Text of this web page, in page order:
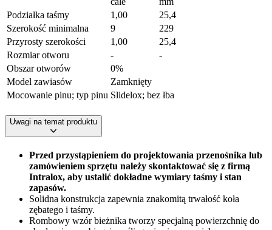
Podziałka taśmy
1,00
25,4
Szerokość minimalna
9
229
Przyrosty szerokości
1,00
25,4
Rozmiar otworu
-
-
Obszar otworów
0%
Model zawiasów
Zamknięty
Mocowanie pinu; typ pinu Slidelox; bez łba
Uwagi na temat produktu
Przed przystąpieniem do projektowania przenośnika lub
zamówieniem sprzętu należy skontaktować się z firmą
Intralox, aby ustalić dokładne wymiary taśmy i stan
zapasów.
Solidna konstrukcja zapewnia znakomitą trwałość koła
zębatego i taśmy.
Rombowy wzór bieżnika tworzy specjalną powierzchnię do